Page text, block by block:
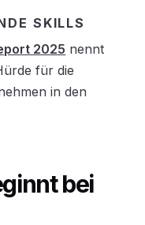
SKILLS
2025 nennt
für die
in den
bei